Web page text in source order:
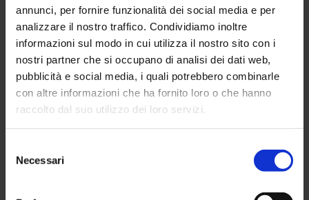
annunci, per fornire funzionalità dei social media e per
analizzare il nostro traffico. Condividiamo inoltre
informazioni sul modo in cui utilizza il nostro sito con i
nostri partner che si occupano di analisi dei dati web,
pubblicità e social media, i quali potrebbero combinarle
con altre informazioni che ha fornito loro o che hanno
raccolto dal suo utilizzo dei loro servizi.
delNecessari
9 giugno 2022 trimestre del 2021
rispetto allo stesso trimestre del
2020.
Complessivamente nel trimestre gli
acquisti hanno riguardato circa 14.800
nuove abitazioni, pari all’8,2% del
totale delle abitazioni